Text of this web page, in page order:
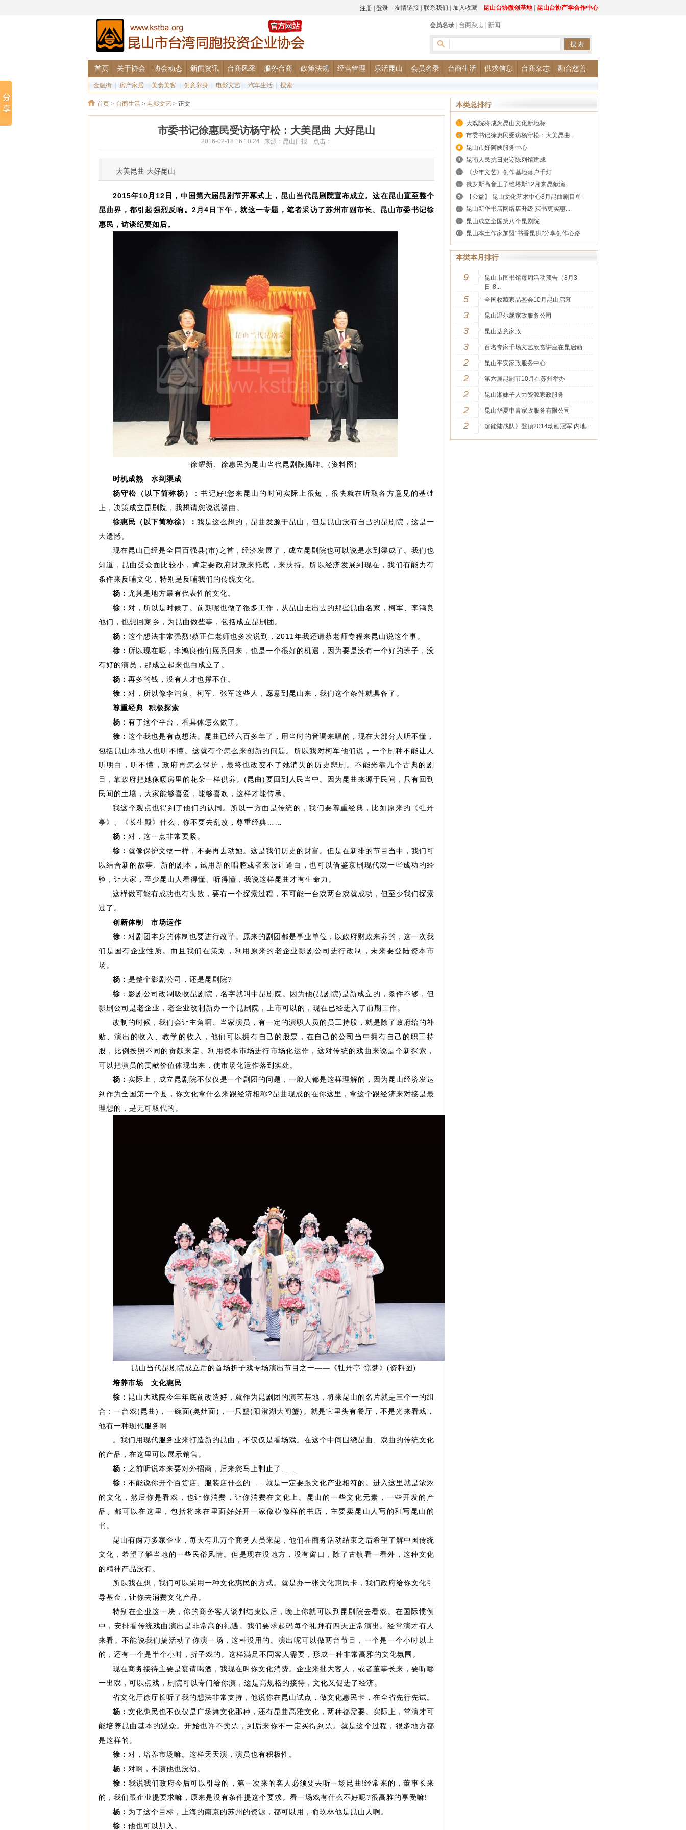
昆山台协微创基地| 昆山台协产学合作中心
友情链接 联系我们 加入收藏
会员名录 台商杂志 新闻
首页 关于协会 协会动态 新闻资讯 台商风采 服务台商 政策法规 经营管理 乐活昆山 会员名录 台商生活 供求信息 台商杂志 融合慈善
金融街 房产家居 美食美客 创意养身 电影文艺 汽车生活 搜索
首页 > 台商生活 > 电影文艺 > 正文
市委书记徐惠民受访杨守松：大美昆曲 大好昆山
2016-02-18 16:10:24 来源：昆山日报 点击：
大美昆曲 大好昆山
2015年10月12日，中国第六届昆剧节开幕式上，昆山当代昆剧院宣布成立。这在昆山直至整个
昆曲界，都引起强烈反响。2月4日下午，就这一专题，笔者采访了苏州市副市长、昆山市委书记徐
惠民，访谈纪要如后。
徐耀新、徐惠民为昆山当代昆剧院揭牌。(资料图)
时机成熟 水到渠成
杨守松（以下简称杨）
：书记好!您来昆山的时间实际上很短，很快就在听取各方意见的基础
上，决策成立昆剧院，我想请您说说缘由。
徐惠民（以下简称徐）： 我是这么想的，昆曲发源于昆山，但是昆山没有自己的昆剧院，这是一
大遗憾。
现在昆山已经是全国百强县(市)之首，经济发展了，成立昆剧院也可以说是水到渠成了。我们也
知道，昆曲受众面比较小，肯定要政府财政来托底，来扶持。所以经济发展到现在，我们有能力有
条件来反哺文化，特别是反哺我们的传统文化。
杨： 尤其是地方最有代表性的文化。
徐： 对，所以是时候了。前期呢也做了很多工作，从昆山走出去的那些昆曲名家，柯军、李鸿良
他们，也想回家乡，为昆曲做些事，包括成立昆剧团。
杨： 这个想法非常强烈!蔡正仁老师也多次说到，2011年我还请蔡老师专程来昆山说这个事。
徐： 所以现在呢，李鸿良他们愿意回来，也是一个很好的机遇，因为要是没有一个好的班子，没
有好的演员，那成立起来也白成立了。
杨： 再多的钱，没有人才也撑不住。
徐： 对，所以像李鸿良、柯军、张军这些人，愿意到昆山来，我们这个条件就具备了。
尊重经典 积极探索
杨： 有了这个平台，看具体怎么做了。
徐： 这个我也是有点想法。昆曲已经六百多年了，用当时的音调来唱的，现在大部分人听不懂，
包括昆山本地人也听不懂。这就有个怎么来创新的问题。所以我对柯军他们说，一个剧种不能让人
听明白，听不懂，政府再怎么保护，最终也改变不了她消失的历史悲剧。不能光靠几个古典的剧
目，靠政府把她像暖房里的花朵一样供养。(昆曲)要回到人民当中。因为昆曲来源于民间，只有回到
民间的土壤，大家能够喜爱，能够喜欢，这样才能传承。
我这个观点也得到了他们的认同。所以一方面是传统的，我们要尊重经典，比如原来的《牡丹
亭》、《长生殿》什么，你不要去乱改，尊重经典……
杨： 对，这一点非常要紧。
徐： 就像保护文物一样，不要再去动她。这是我们历史的财富。但是在新排的节目当中，我们可
以结合新的故事、新的剧本，试用新的唱腔或者来设计道白，也可以借鉴京剧现代戏一些成功的经
验，让大家，至少昆山人看得懂、听得懂，我说这样昆曲才有生命力。
这样做可能有成功也有失败，要有一个探索过程，不可能一台戏两台戏就成功，但至少我们探索
过了。
创新体制 市场运作
徐 ：对剧团本身的体制也要进行改革。原来的剧团都是事业单位，以政府财政来养的，这一次我
们是国有企业性质。而且我们在策划，利用原来的老企业影剧公司进行改制，未来要登陆资本市
场。
杨： 是整个影剧公司，还是昆剧院?
徐 ：影剧公司改制吸收昆剧院，名字就叫中昆剧院。因为他(昆剧院)是新成立的，条件不够，但
影剧公司是老企业，老企业改制新办一个昆剧院，上市可以的，现在已经进入了前期工作。
改制的时候，我们会让主角啊、当家演员，有一定的演职人员的员工持股，就是除了政府给的补
贴、演出的收入、教学的收入，他们可以拥有自己的股票，在自己的公司当中拥有自己的职工持
股，比例按照不同的贡献来定。利用资本市场进行市场化运作，这对传统的戏曲来说是个新探索，
可以把演员的贡献价值体现出来，使市场化运作落到实处。
杨： 实际上，成立昆剧院不仅仅是一个剧团的问题，一般人都是这样理解的，因为昆山经济发达
到作为全国第一个县，你文化拿什么来跟经济相称?昆曲现成的在你这里，拿这个跟经济来对接是最
理想的，是无可取代的。
昆山当代昆剧院成立后的首场折子戏专场演出节目之一——《牡丹亭·惊梦》(资料图)
培养市场 文化惠民
徐： 昆山大戏院今年年底前改造好，就作为昆剧团的演艺基地，将来昆山的名片就是三个一的组
合：一台戏(昆曲)，一碗面(奥灶面)，一只蟹(阳澄湖大闸蟹)。就是它里头有餐厅，不是光来看戏，
他有一种现代服务啊
。我们用现代服务业来打造新的昆曲，不仅仅是看场戏。在这个中间围绕昆曲、戏曲的传统文化
的产品，在这里可以展示销售。
杨： 之前听说本来要对外招商，后来您马上制止了……
徐： 不能说你开个百货店、服装店什么的……就是一定要跟文化产业相符的。进入这里就是浓浓
的文化，然后你是看戏，也让你消费，让你消费在文化上。昆山的一些文化元素，一些开发的产
品、都可以在这里，包括将来在里面好好开一家像模像样的书店，主要卖昆山人写的和写昆山的
书。
昆山有两万多家企业，每天有几万个商务人员来昆，他们在商务活动结束之后希望了解中国传统
文化，希望了解当地的一些民俗风情。但是现在没地方，没有窗口，除了古镇看一看外，这种文化
的精神产品没有。
所以我在想，我们可以采用一种文化惠民的方式。就是办一张文化惠民卡，我们政府给你文化引
导基金，让你去消费文化产品。
特别在企业这一块，你的商务客人谈判结束以后，晚上你就可以到昆剧院去看戏。在国际惯例
中，安排看传统戏曲演出是非常高的礼遇。我们要求起码每个礼拜有四天正常演出。经常演才有人
来看。不能说我们搞活动了你演一场，这种没用的。演出呢可以做两台节目，一个是一个小时以上
的，还有一个是半个小时，折子戏的。这样满足不同客人需要，形成一种非常高雅的文化氛围。
现在商务接待主要是宴请喝酒，我现在叫你文化消费。企业来批大客人，或者董事长来，要听哪
一出戏，可以点戏，剧院可以专门给你演，这是高规格的接待，文化又促进了经济。
省文化厅徐厅长听了我的想法非常支持，他说你在昆山试点，做文化惠民卡，在全省先行先试。
杨： 文化惠民也不仅仅是广场舞文化那种，还有昆曲高雅文化，两种都需要。实际上，常演才可
能培养昆曲基本的观众。开始也许不卖票，到后来你不一定买得到票。就是这个过程，很多地方都
是这样的。
徐： 对，培养市场嘛。这样天天演，演员也有积极性。
杨： 对啊，不演他也没劲。
徐： 我说我们政府今后可以引导的，第一次来的客人必须要去听一场昆曲!经常来的，董事长来
的，我们跟企业提要求嘛，原来是没有条件提这个要求。看一场戏有什么不好呢?很高雅的享受嘛!
杨： 为了这个目标，上海的南京的苏州的资源，都可以用，俞玖林他是昆山人啊。
徐： 他也可以加入。
本类总排行
大戏院将成为昆山文化新地标
市委书记徐惠民受访杨守松：大美昆曲...
昆山市好阿姨服务中心
昆南人民抗日史迹陈列馆建成
《少年文艺》创作基地落户千灯
俄罗斯高音王子维塔斯12月来昆献演
【公益】 昆山文化艺术中心8月昆曲剧目单
昆山新华书店网络店升级 买书更实惠...
昆山成立全国第八个昆剧院
昆山本土作家加盟"书香昆供"分享创作心路
本类本月排行
9
昆山市图书馆每周活动预告（8月3
日-8...
5 全国收藏家品鉴会10月昆山启幕
3 昆山温尔馨家政服务公司
3 昆山达意家政
3 百名专家千场文艺欣赏讲座在昆启动
2 昆山平安家政服务中心
2 第六届昆剧节10月在苏州举办
2 昆山湘妹子人力资源家政服务
2 昆山华夏中青家政服务有限公司
2 超能陆战队》登顶2014动画冠军 内地...